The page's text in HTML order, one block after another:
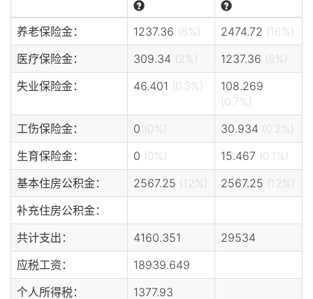
养老保险金： 1237.36 (8%) 2474.72 (16%)
医疗保险金：
309.34 (2%) 1237.36 (8%)
失业保险金：
46.401 (0.3%)
108.269
(0.7%)
工伤保险金：
0 (0%) 30.934 (0.2%)
生育保险金：
0 (0%) 15.467 (0.1%)
基本住房公积金：
2567.25 (12%) 2567.25 (12%)
补充住房公积金：
共计支出：
4160.351
29534
应税工资：
18939.649
个人所得税：
1377.93